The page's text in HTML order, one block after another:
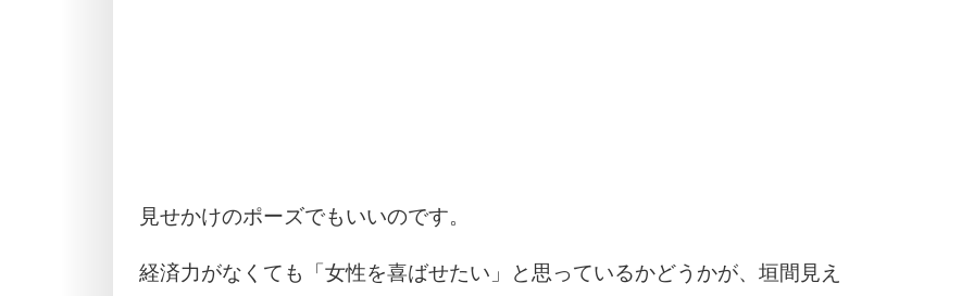
見せかけのポーズでもいいのです。
経済力がなくても「女性を喜ばせたい」と思っているかどうかが、垣間見え